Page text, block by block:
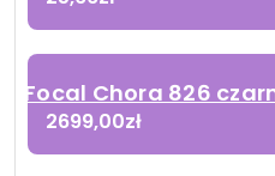
Focal Chora 826
2699,00zł